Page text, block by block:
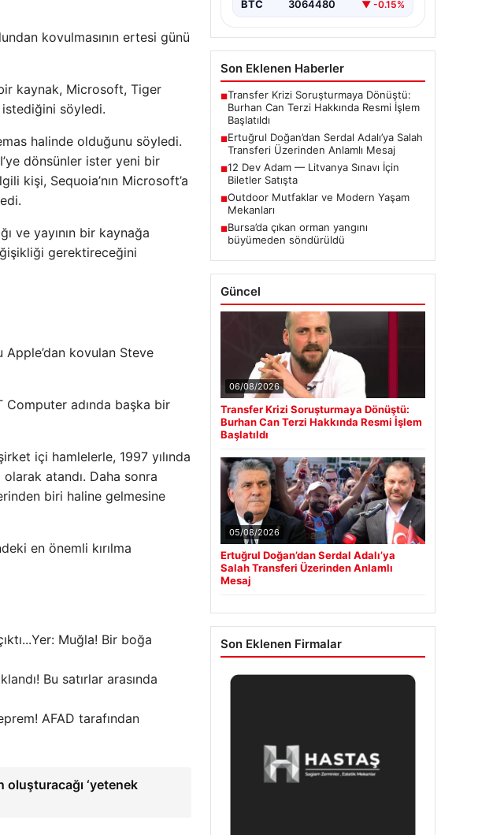
kovulmasının ertesi günü
kaynak, Microsoft, Tiger
istediğini söyledi.
halinde olduğunu söyledi.
dönsünler ister yeni bir
kişi, Sequoia’nın Microsoft’a
ve yayının bir kaynağa
gerektireceğini
Apple’dan kovulan Steve
Computer adında başka bir
içi hamlelerle, 1997 yılında
olarak atandı. Daha sonra
biri haline gelmesine
en önemli kırılma
Yer: Muğla! Bir boğa
Bu satırlar arasında
AFAD tarafından
‘yetenek
BTC 3064480 ▼ -0.15%
Son Eklenen Haberler
■Transfer Krizi Soruşturmaya Dönüştü:
Burhan Can Terzi Hakkında Resmi İşlem
Başlatıldı
■Ertuğrul Doğan’dan Serdal Adalı’ya Salah
Transferi Üzerinden Anlamlı Mesaj
■12 Dev Adam — Litvanya Sınavı İçin
Biletler Satışta
■Outdoor Mutfaklar ve Modern Yaşam
Mekanları
■Bursa’da çıkan orman yangını
büyümeden söndürüldü
Güncel
06/08/2026
Transfer Krizi Soruşturmaya Dönüştü:
Burhan Can Terzi Hakkında Resmi İşlem
Başlatıldı
05/08/2026
Ertuğrul Doğan’dan Serdal Adalı’ya
Salah Transferi Üzerinden Anlamlı
Mesaj
Son Eklenen Firmalar